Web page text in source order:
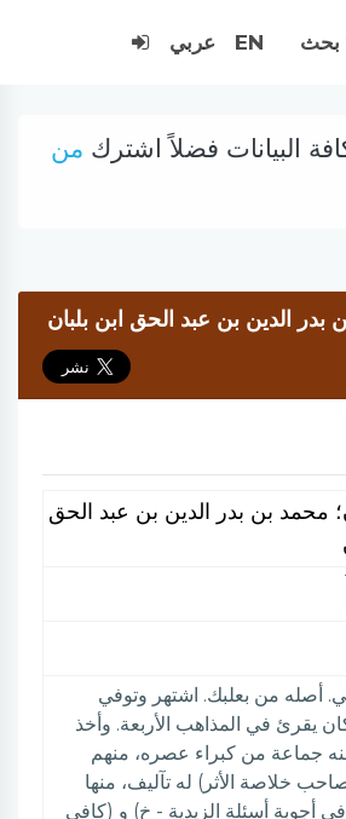
بحث EN عربي
البيانات فضلاً اشترك من
بدر الدين بن عبد الحق ابن بلبان
محمد بن بدر الدين بن عبد الحق
أصله من بعلبك. اشتهر وتوفي
يقرئ في المذاهب الأربعة. وأخذ
جماعة من كبراء عصره، منهم
خلاصة الأثر) له تآليف، منها
أجوبة أسئلة الزيدية - خ) و (كافي